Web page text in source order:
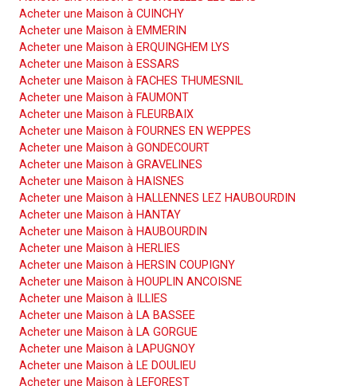
Acheter une Maison à CUINCHY
Acheter une Maison à EMMERIN
Acheter une Maison à ERQUINGHEM LYS
Acheter une Maison à ESSARS
Acheter une Maison à FACHES THUMESNIL
Acheter une Maison à FAUMONT
Acheter une Maison à FLEURBAIX
Acheter une Maison à FOURNES EN WEPPES
Acheter une Maison à GONDECOURT
Acheter une Maison à GRAVELINES
Acheter une Maison à HAISNES
Acheter une Maison à HALLENNES LEZ HAUBOURDIN
Acheter une Maison à HANTAY
Acheter une Maison à HAUBOURDIN
Acheter une Maison à HERLIES
Acheter une Maison à HERSIN COUPIGNY
Acheter une Maison à HOUPLIN ANCOISNE
Acheter une Maison à ILLIES
Acheter une Maison à LA BASSEE
Acheter une Maison à LA GORGUE
Acheter une Maison à LAPUGNOY
Acheter une Maison à LE DOULIEU
Acheter une Maison à LEFOREST